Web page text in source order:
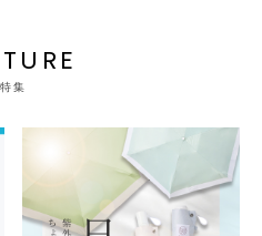
特集